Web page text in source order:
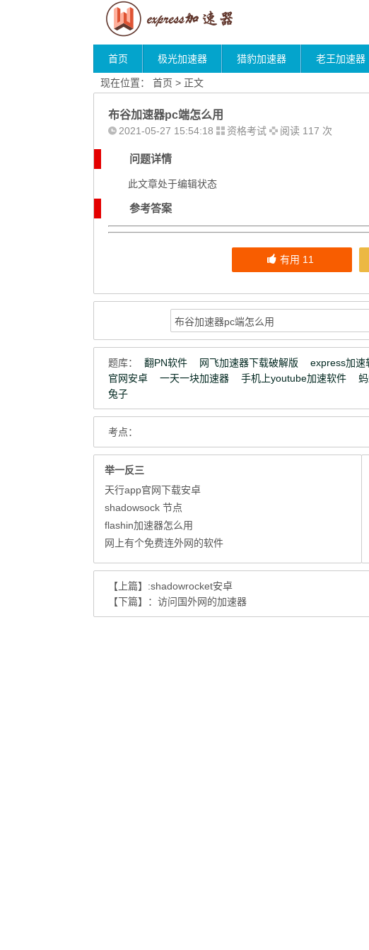
首页 极光加速器 猎豹加速器 老王加速器
现在位置： 首页 > 正文
布谷加速器pc端怎么用
2021-05-27 15:54:18 资格考试 阅读 117 次
问题详情
此文章处于编辑状态
参考答案
有用 11
题库： 翻PN软件 网飞加速器下载破解版 express加速
官网安卓
一天一块加速器 手机上youtube加速软件
兔子
考点：
举一反三
天行app官网下载安卓
shadowsock 节点
flashin加速器怎么用
网上有个免费连外网的软件
【上篇】 :shadowrocket安卓
【下篇】： 访问国外网的加速器